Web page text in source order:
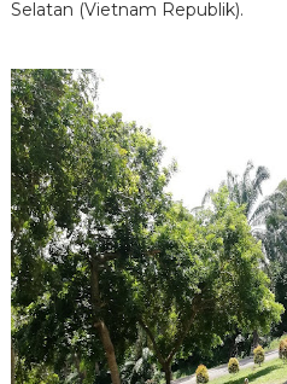
Selatan (Vietnam Republik).